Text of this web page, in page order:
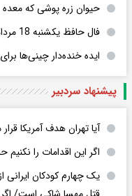
حیوان زره پوشی که
فال حافظ یکشنبه 18 مرداد ۱۴۰۵
ایده خنده‌دار چینی‌ها
پیشنهاد سردبیر
آیا تهران هدف آمریکا
اگر این اقدامات را
یک چهارم کودکان ایرانی